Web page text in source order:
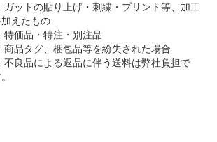
ットの貼り上げ・刺繍・プリント等、加工
えたもの
価品・特注・別注品
品タグ、梱包品等を紛失された場合
良品による返品に伴う送料は弊社負担で